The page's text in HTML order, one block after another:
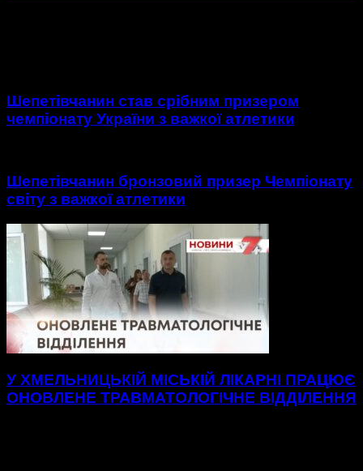
Шепетівчанин став срібним призером
чемпіонату України з важкої атлетики
Шепетівчанин бронзовий призер Чемпіонату
світу з важкої атлетики
У ХМЕЛЬНИЦЬКІЙ МІСЬКІЙ ЛІКАРНІ ПРАЦЮЄ
ОНОВЛЕНЕ ТРАВМАТОЛОГІЧНЕ ВІДДІЛЕННЯ